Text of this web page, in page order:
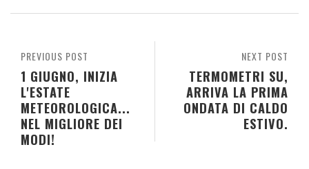
NEXT POST
TERMOMETRI SU,
ARRIVA LA PRIMA
ONDATA DI CALDO
ESTIVO.
PREVIOUS POST
1 GIUGNO, INIZIA
L'ESTATE
METEOROLOGICA...
NEL MIGLIORE DEI
MODI!